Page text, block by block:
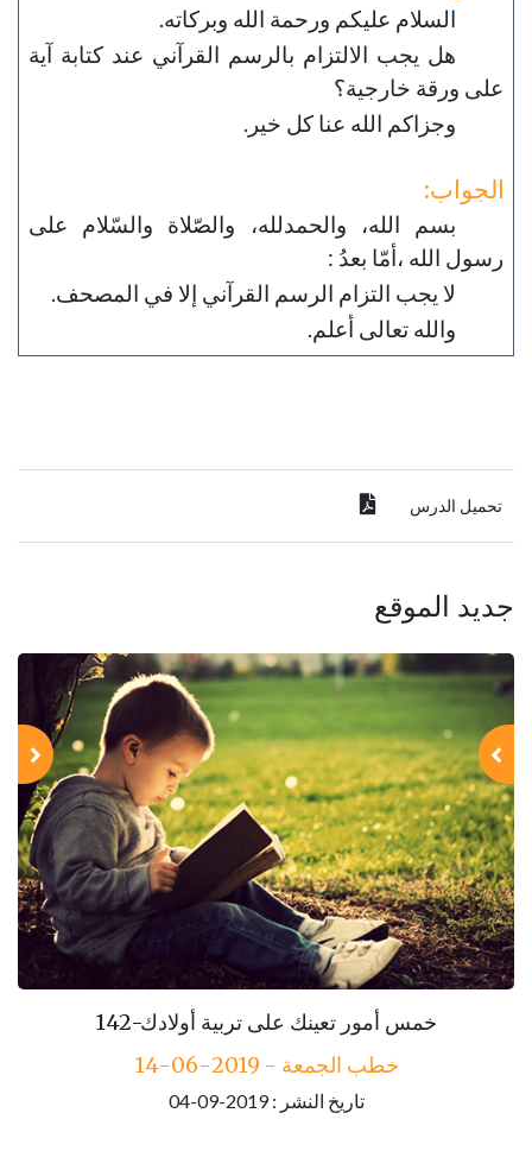
السلام عليكم ورحمة الله وبركاته.
هل يجب الالتزام بالرسم القرآني عند كتابة آية
على ورقة خارجية؟
وجزاكم الله عنا كل خير.
الجواب:
بسم الله، والحمدلله، والصّلاة والسّلام على
رسول الله ،أمّا بعدُ :
لا يجب التزام الرسم القرآني إلا في المصحف.
والله تعالى أعلم.
تحميل الدرس
جديد الموقع
142-خمس أمور تعينك على تربية أولادك
خطب الجمعة - 2019-06-14
تاريخ النشر : 2019-09-04
143-مكارم الأخلاق
خطب الجمعة - 2019-06-21
تاريخ النشر : 2019-09-04